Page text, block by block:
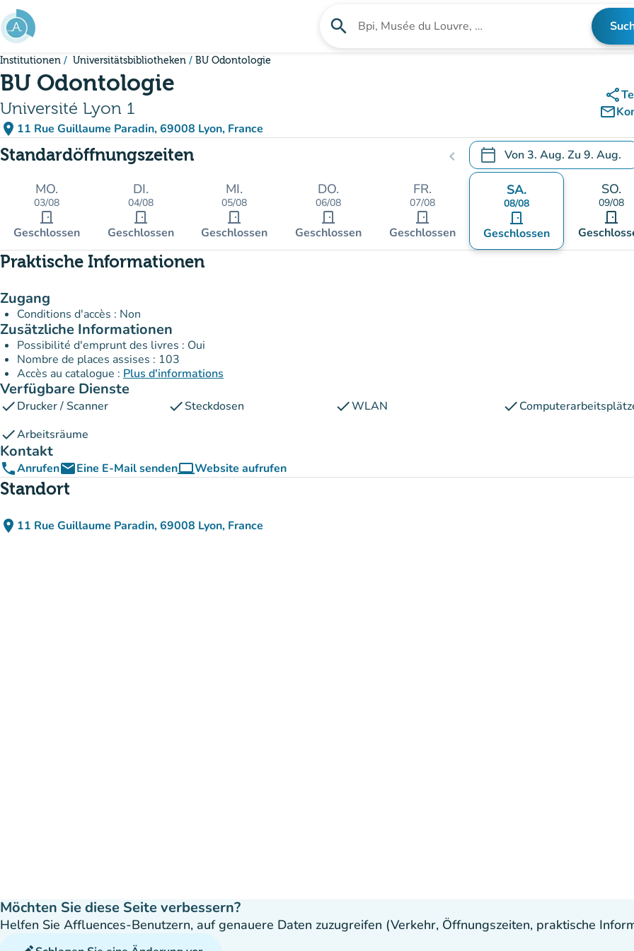
Gehe zum Hauptinhalt
search Suche nach einer Einrichtung
Institutionen Universitätsbibliotheken BU Odontologie
BU Odontologie
Université Lyon 1
place 11 Rue Guillaume Paradin, 69008 Lyon, France
(in Google Maps öffnen)
(new tab)
share
mail_outline
Standardöffnungszeiten chevron_left calendar_today Von3. Aug. Zu 9. Aug.
.Öffnen Sie den Kalender,
MO.
03/08
door_front
Geschlossen
DI.
04/08
door_front
Geschlossen
MI.
05/08
door_front
Geschlossen
DO.
06/08
door_front
Geschlossen
FR.
07/08
door_front
Geschlossen
SA.
08/08
door_front
Geschlossen
SO.
09/08
door_front
Praktische Informationen
Zugang
Conditions d'accès : Non
Zusätzliche Informationen
Possibilité d'emprunt des livres : Oui
Nombre de places assises : 103
Accès au catalogue : Plus d'informations
Verfügbare Dienste
checkDrucker / Scanner checkSteckdosen checkWLAN check
checkArbeitsräume
Kontakt
phoneAnrufenemailEine E-Mail sendencomputerWebsite aufrufen
(new tab)
Standort
place 11 Rue Guillaume Paradin, 69008 Lyon, France
(in Google Maps öffnen)
(new tab)
Möchten Sie diese Seite verbessern?
Helfen Sie Affluences-Benutzern, auf genauere Daten zuzugreifen (Verkehr, Öffnungszeiten, praktische